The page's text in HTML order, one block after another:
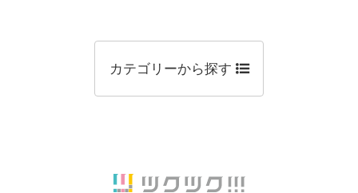
カテゴリーから探す